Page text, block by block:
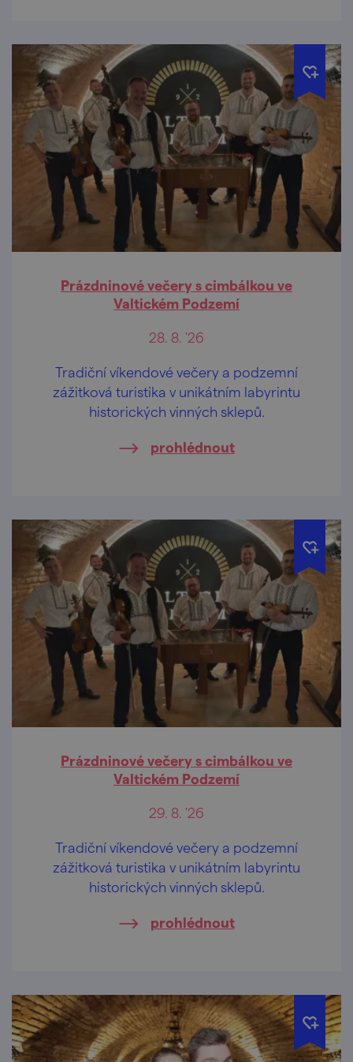
Prázdninové večery s cimbálkou ve
Valtickém Podzemí
28. 8. '26
Tradiční víkendové večery a podzemní
zážitková turistika v unikátním labyrintu
historických vinných sklepů.
prohlédnout
Prázdninové večery s cimbálkou ve
Valtickém Podzemí
29. 8. '26
Tradiční víkendové večery a podzemní
zážitková turistika v unikátním labyrintu
historických vinných sklepů.
prohlédnout